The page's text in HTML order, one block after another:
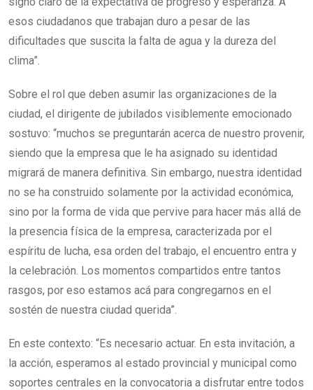
esos ciudadanos que trabajan duro a pesar de las
dificultades que suscita la falta de agua y la dureza del
clima”.
Sobre el rol que deben asumir las organizaciones de la
ciudad, el dirigente de jubilados visiblemente emocionado
sostuvo: “muchos se preguntarán acerca de nuestro provenir,
siendo que la empresa que le ha asignado su identidad
migrará de manera definitiva. Sin embargo, nuestra identidad
no se ha construido solamente por la actividad económica,
sino por la forma de vida que pervive para hacer más allá de
la presencia física de la empresa, caracterizada por el
espíritu de lucha, esa orden del trabajo, el encuentro entra y
la celebración. Los momentos compartidos entre tantos
rasgos, por eso estamos acá para congregarnos en el
sostén de nuestra ciudad querida”.
En este contexto: “Es necesario actuar. En esta invitación, a
la acción, esperamos al estado provincial y municipal como
soportes centrales en la convocatoria a disfrutar entre todos